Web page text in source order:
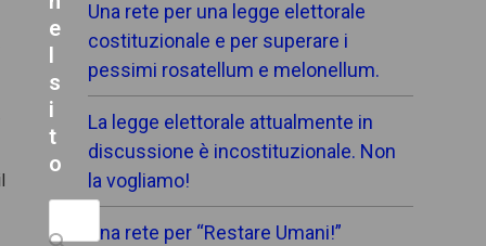
Una rete per una legge elettorale
costituzionale e per superare i
pessimi rosatellum e melonellum.
La legge elettorale attualmente in
discussione è incostituzionale. Non
la vogliamo!
Una rete per “Restare Umani!”
e
s
i
t
o
Search